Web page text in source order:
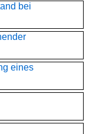
bei
eines